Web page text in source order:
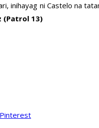
inihayag ni Castelo na
(Patrol 13)
Pinterest